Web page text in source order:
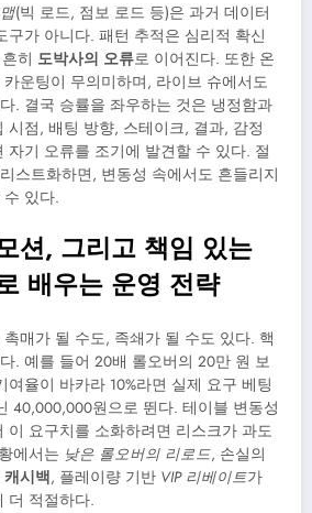
(빅 로드, 점보 로드 등)은 과거 데이터
구가 아니다. 패턴 추적은 심리적 확신
히 도박사의 오류로 이어진다. 또한 온
운팅이 무의미하며, 라이브 슈에서도
. 결국 승률을 좌우하는 것은 냉정함과
시점, 배팅 방향, 스테이크, 결과, 감정
자기 오류를 조기에 발견할 수 있다. 절
스트화하면, 변동성 속에서도 흔들리지
있다.
션, 그리고 책임 있는
배우는 운영 전략
매가 될 수도, 족쇄가 될 수도 있다. 핵
다. 예를 들어 20배 롤오버의 20만 원 보
여율이 바카라 10%라면 실제 요구 베팅
40,000,000원으로 뛴다. 테이블 변동성
이 요구치를 소화하려면 리스크가 과도
에서는 낮은 롤오버의 리로드, 손실의
캐시백, 플레이량 기반 VIP 리베이트가
더 적절하다.